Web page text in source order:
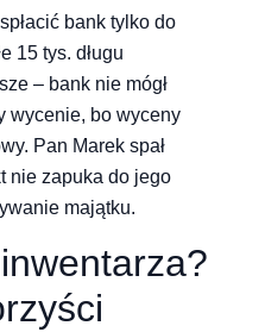
bank tylko do
15 tys. długu
– bank nie mógł
wycenie, bo wyceny
Pan Marek spał
nie zapuka do jego
majątku.